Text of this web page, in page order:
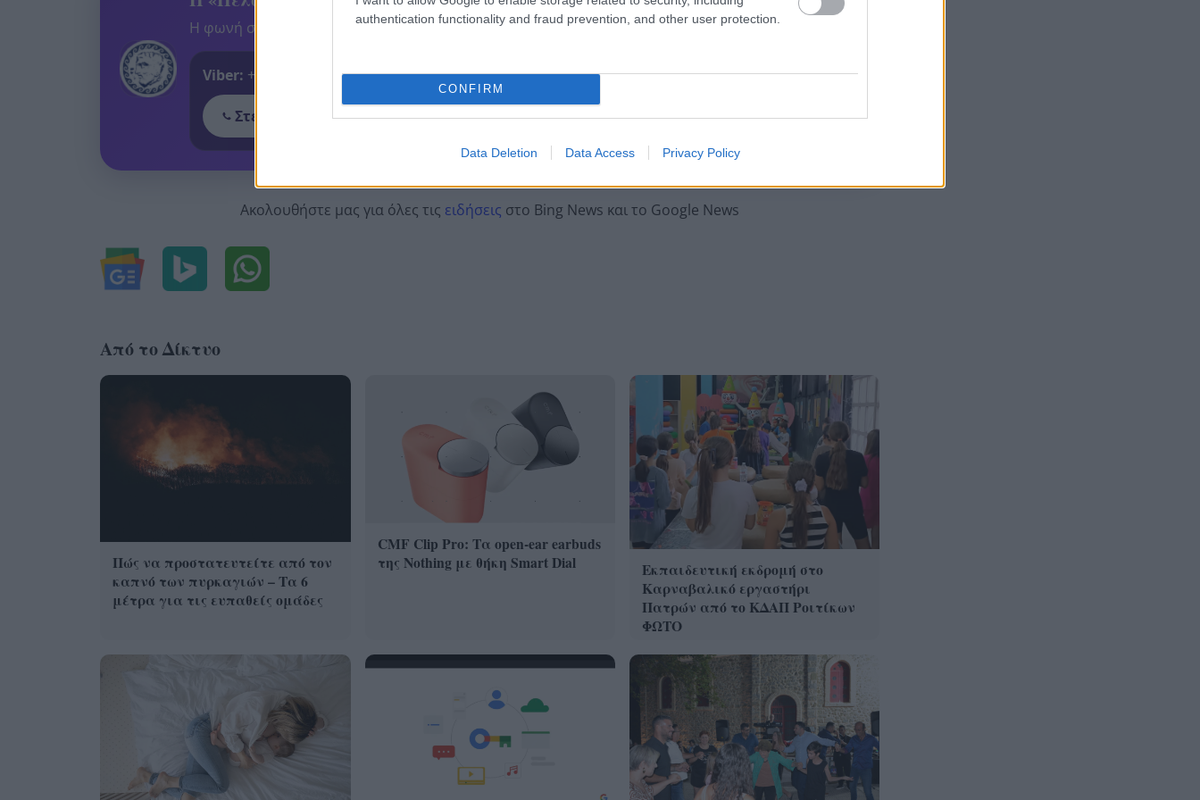
authentication functionality and fraud prevention, and other user protection.
CONFIRM
Data Deletion Data Access Privacy Policy
Η φωνή σου έχει δύναμη – στείλε παράπονα, καταγγελίες ή ιδέες για τη γειτονιά σου.
Viber: +306909196125
Στείλε μήνυμα στο Viber
Ακολουθήστε μας για όλες τις ειδήσεις στο Bing News και το Google News
Από το Δίκτυο
Πώς να προστατευτείτε από τον
καπνό των πυρκαγιών – Τα 6
μέτρα για τις ευπαθείς ομάδες
CMF Clip Pro: Τα open-ear earbuds
της Nothing με θήκη Smart Dial
Εκπαιδευτική εκδρομή στο
Καρναβαλικό εργαστήρι
Πατρών από το ΚΔΑΠ Ροιτίκων
ΦΩΤΟ
18:43